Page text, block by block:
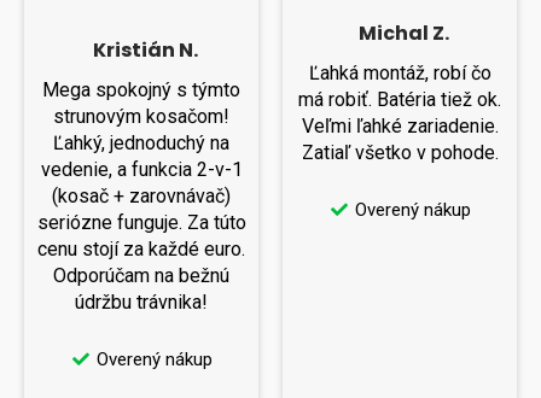
Kristián N.
Mega spokojný s týmto
strunovým kosačom!
Ľahký, jednoduchý na
vedenie, a funkcia 2-v-1
(kosač + zarovnávač)
seriózne funguje. Za túto
cenu stojí za každé euro.
Odporúčam na bežnú
údržbu trávnika!
Overený nákup
Michal Z.
Ľahká montáž, robí čo
má robiť. Batéria tiež ok.
Veľmi ľahké zariadenie.
Zatiaľ všetko v pohode.
Overený nákup